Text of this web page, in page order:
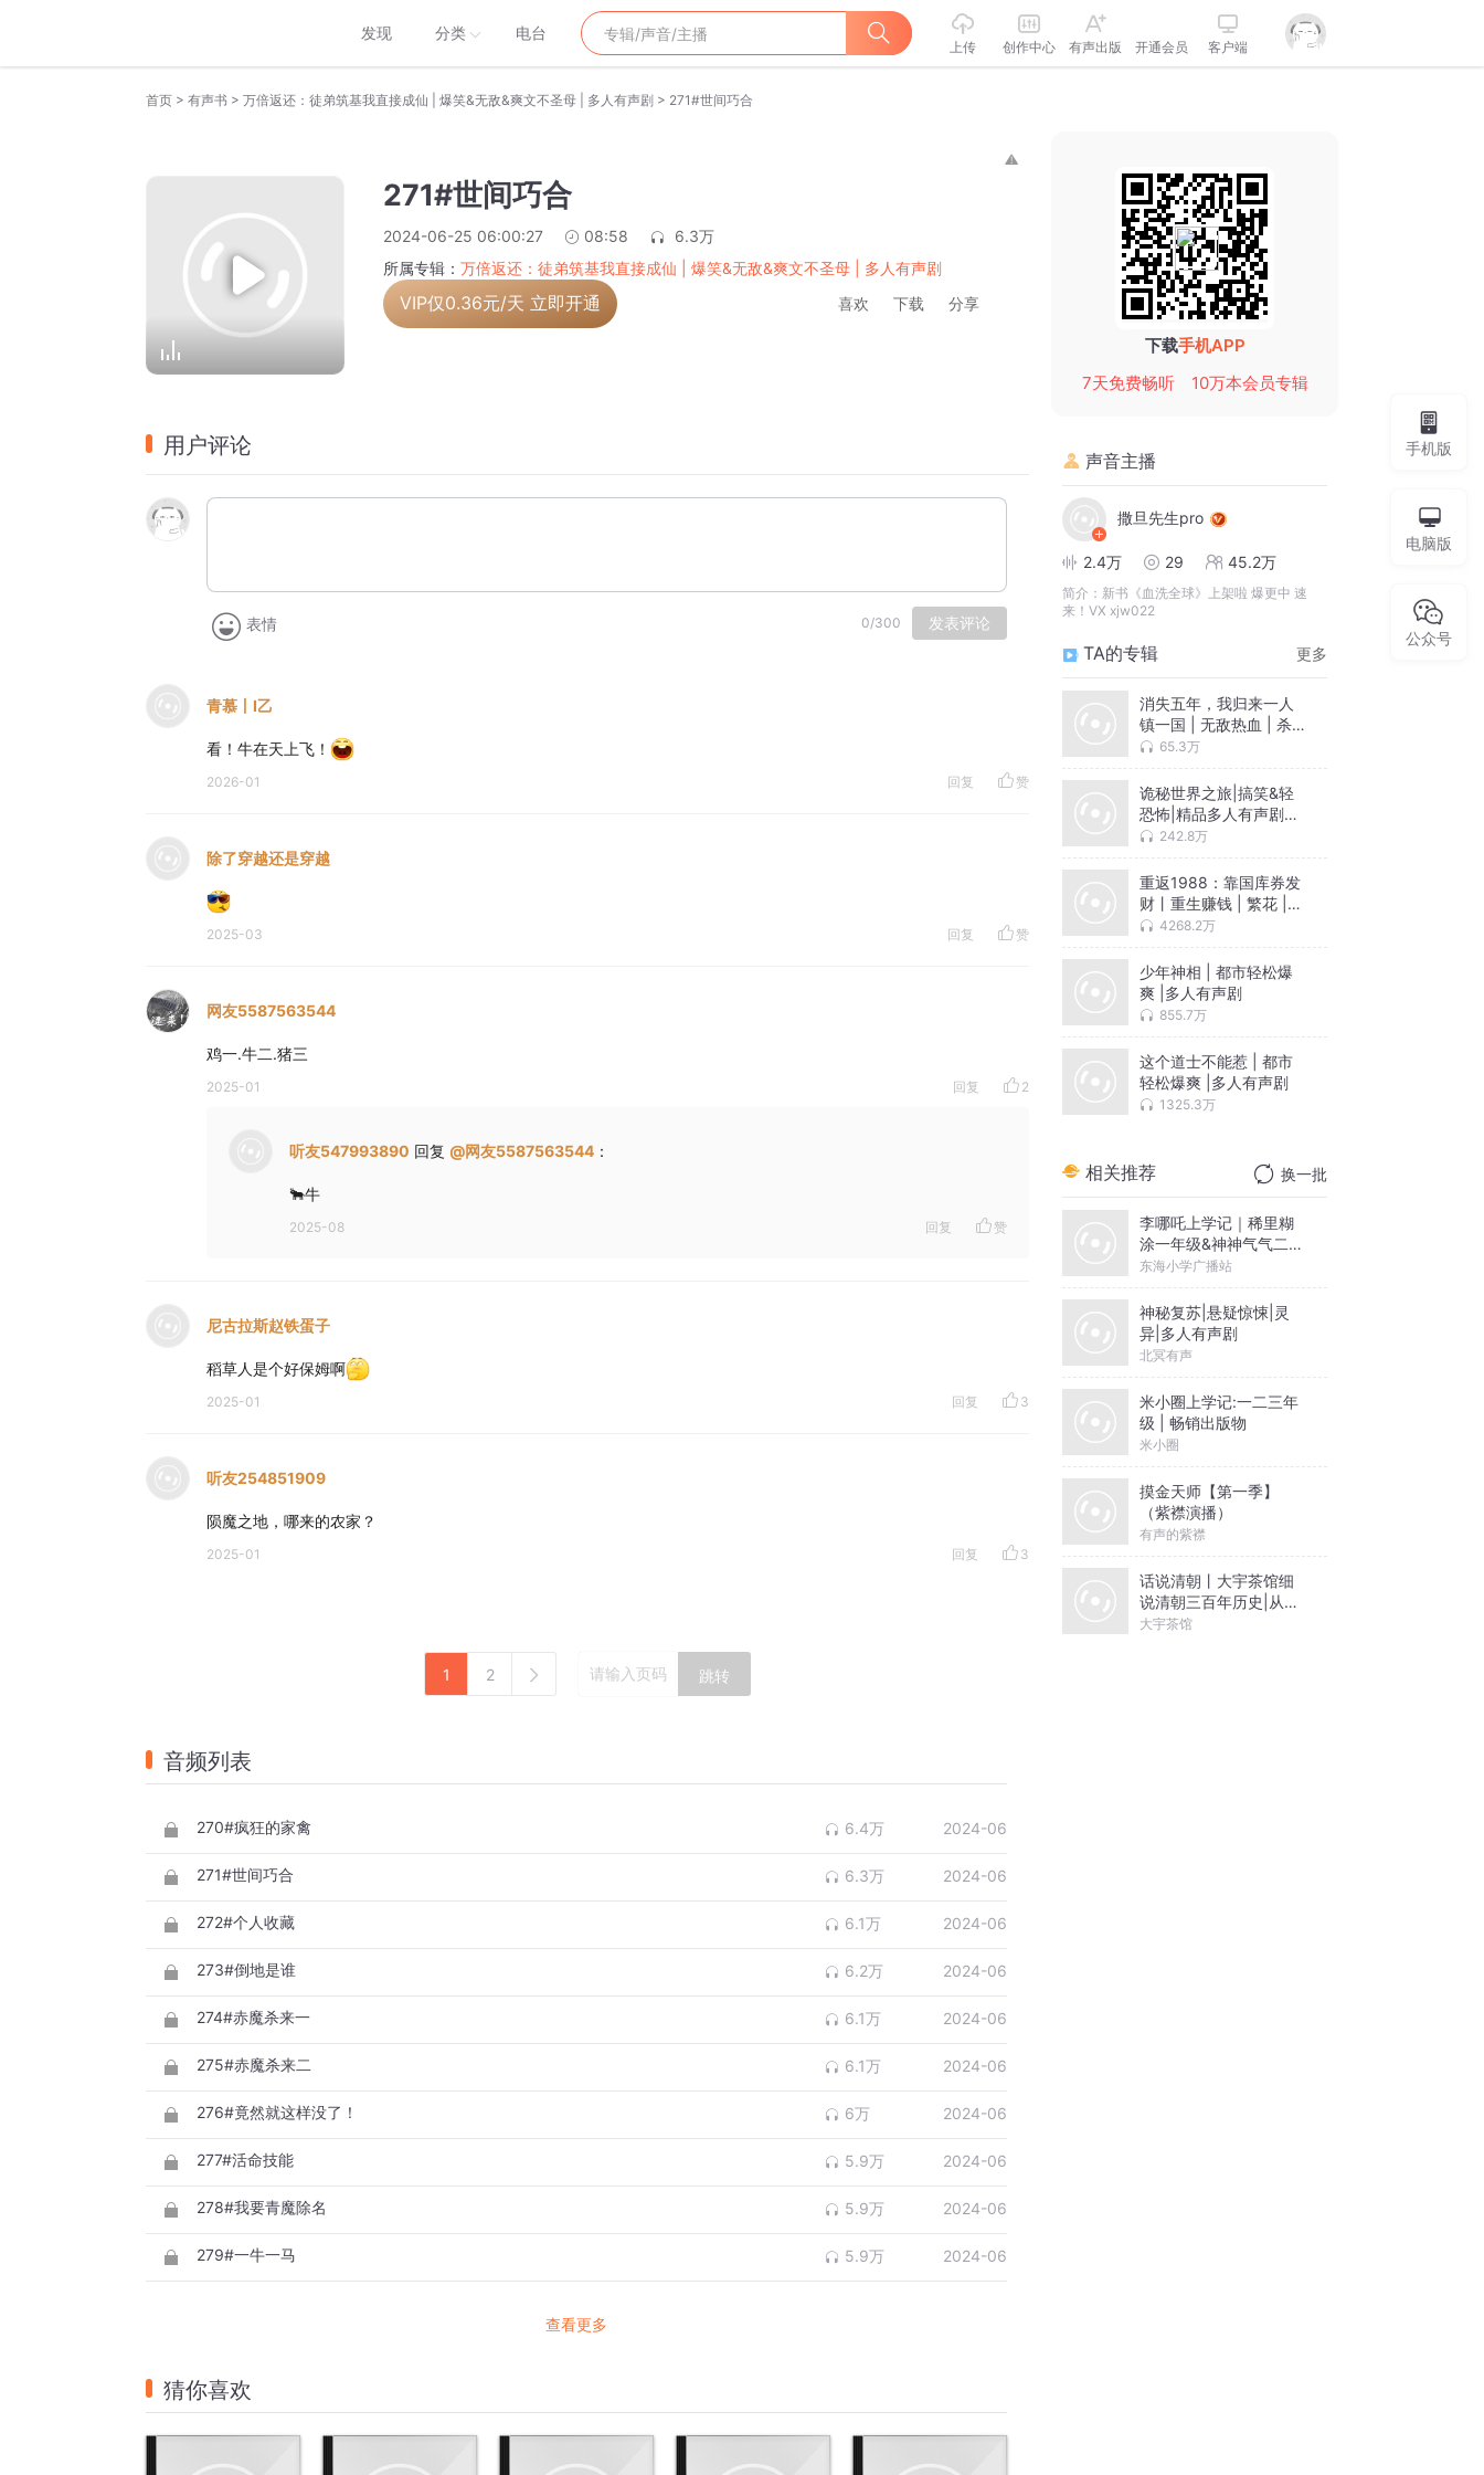
发现 分类 电台
上传 创作中心 有声出版 开通会员 客户端
首页 > 有声书 > 万倍返还：徒弟筑基我直接成仙 | 爆笑&无敌&爽文不圣母 | 多人有声剧 > 271#世间巧合
271#世间巧合
2024-06-25 06:00:27 08:58
6.3万
所属专辑： 万倍返还：徒弟筑基我直接成仙 | 爆笑&无敌&爽文不圣母 | 多人有声剧
VIP仅0.36元/天 立即开通 喜欢 下载 分享
用户评论
表情 0/300 发表评论
青慕丨I乙
看！牛在天上飞！
2026-01 回复 赞
除了穿越还是穿越
2025-03 回复 赞
网友5587563544
鸡一.牛二.猪三
2025-01 回复 2
听友547993890 回复 @网友5587563544 ：
🐂牛
2025-08 回复 赞
尼古拉斯赵铁蛋子
稻草人是个好保姆啊
2025-01 回复 3
听友254851909
陨魔之地，哪来的农家？
2025-01 回复 3
1 2 跳转
音频列表
270#疯狂的家禽 6.4万 2024-06
271#世间巧合 6.3万 2024-06
272#个人收藏 6.1万 2024-06
273#倒地是谁 6.2万 2024-06
274#赤魔杀来一 6.1万 2024-06
275#赤魔杀来二 6.1万 2024-06
276#竟然就这样没了！ 6万 2024-06
277#活命技能 5.9万 2024-06
278#我要青魔除名 5.9万 2024-06
279#一牛一马 5.9万 2024-06
查看更多
猜你喜欢
下载手机APP
7天免费畅听
10万本会员专辑
声音主播
撒旦先生pro
2.4万 29 45.2万
简介： 新书《血洗全球》上架啦 爆更中 速
来！VX xjw022
TA的专辑 更多
消失五年，我归来一人
镇一国 | 无敌热血 | 杀
伐果断 | 多人有声剧
65.3万
诡秘世界之旅|搞笑&轻
恐怖|精品多人有声剧丨
VIP免费
242.8万
重返1988：靠国库券发
财丨重生赚钱 | 繁花 |
轻松真实带爽点 |多人有
4268.2万
少年神相 | 都市轻松爆
爽 |多人有声剧
855.7万
这个道士不能惹 | 都市
轻松爆爽 |多人有声剧
1325.3万
相关推荐 换一批
李哪吒上学记｜稀里糊
涂一年级&神神气气二年
级
东海小学广播站
神秘复苏|悬疑惊悚|灵
异|多人有声剧
北冥有声
米小圈上学记:一二三年
级 | 畅销出版物
米小圈
摸金天师【第一季】
（紫襟演播）
有声的紫襟
话说清朝丨大宇茶馆细
说清朝三百年历史|从努
尔哈赤到末代皇帝溥仪|
大宇茶馆
手机版
电脑版
公众号